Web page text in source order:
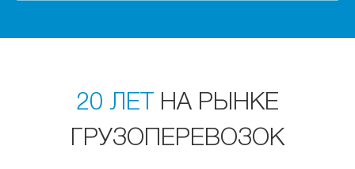
20 ЛЕТ
НА РЫНКЕ
ГРУЗОПЕРЕВОЗОК